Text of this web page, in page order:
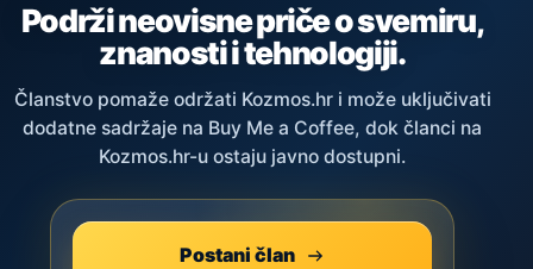
Podrži neovisne priče o svemiru,
znanosti i tehnologiji.
Članstvo pomaže održati Kozmos.hr i može uključivati
dodatne sadržaje na Buy Me a Coffee, dok članci na
Kozmos.hr-u ostaju javno dostupni.
Postani član